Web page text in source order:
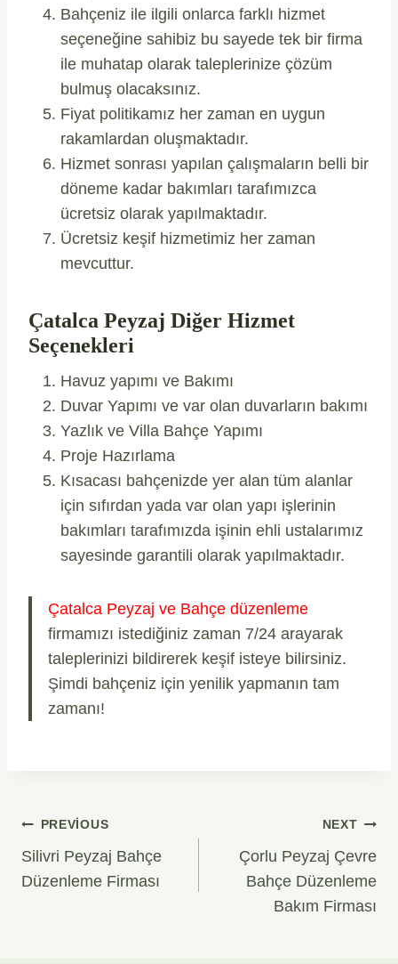
Bahçeniz ile ilgili onlarca farklı hizmet
seçeneğine sahibiz bu sayede tek bir firma
ile muhatap olarak taleplerinize çözüm
bulmuş olacaksınız.
Fiyat politikamız her zaman en uygun
rakamlardan oluşmaktadır.
Hizmet sonrası yapılan çalışmaların belli bir
döneme kadar bakımları tarafımızca
ücretsiz olarak yapılmaktadır.
Ücretsiz keşif hizmetimiz her zaman
mevcuttur.
Çatalca Peyzaj Diğer Hizmet
Seçenekleri
Havuz yapımı ve Bakımı
Duvar Yapımı ve var olan duvarların bakımı
Yazlık ve Villa Bahçe Yapımı
Proje Hazırlama
Kısacası bahçenizde yer alan tüm alanlar
için sıfırdan yada var olan yapı işlerinin
bakımları tarafımızda işinin ehli ustalarımız
sayesinde garantili olarak yapılmaktadır.
Çatalca Peyzaj ve Bahçe düzenleme
firmamızı istediğiniz zaman 7/24 arayarak
taleplerinizi bildirerek keşif isteye bilirsiniz.
Şimdi bahçeniz için yenilik yapmanın tam
zamanı!
Yazı
Gezinmesi
PREVIOUS
Silivri Peyzaj Bahçe
Düzenleme Firması
NEXT
Çorlu Peyzaj Çevre
Bahçe Düzenleme
Bakım Firması